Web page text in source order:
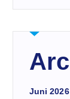
Juni 2026